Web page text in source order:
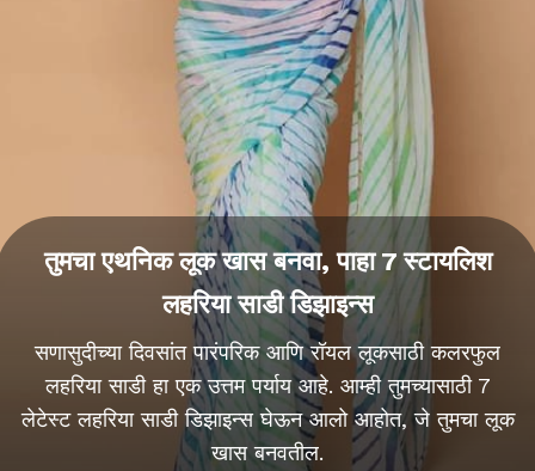
तुमचा एथनिक लूक खास बनवा, पाहा 7 स्टायलिश
लहरिया साडी डिझाइन्स
सणासुदीच्या दिवसांत पारंपरिक आणि रॉयल लूकसाठी कलरफुल
लहरिया साडी हा एक उत्तम पर्याय आहे. आम्ही तुमच्यासाठी 7
लेटेस्ट लहरिया साडी डिझाइन्स घेऊन आलो आहोत, जे तुमचा लूक
खास बनवतील.